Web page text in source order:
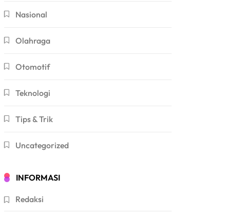
Nasional
Olahraga
Otomotif
Teknologi
Tips & Trik
Uncategorized
INFORMASI
Redaksi